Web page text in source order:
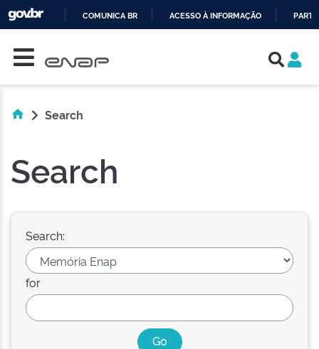
COMUNICA BR ACESSO À INFORMAÇÃO
Search
Search
Search:
for